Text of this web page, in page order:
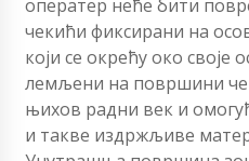
оператер неће бити
чекићи фиксирани на
који се окрећу око своје
лемљени на површини
њихов радни век и
и такве издржљиве